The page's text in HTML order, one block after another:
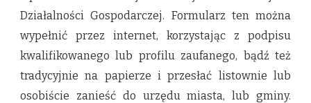
Działalności Gospodarczej. Formularz ten można
wypełnić przez internet, korzystając z podpisu
kwalifikowanego lub profilu zaufanego, bądź też
tradycyjnie na papierze i przesłać listownie lub
osobiście zanieść do urzędu miasta, lub gminy.